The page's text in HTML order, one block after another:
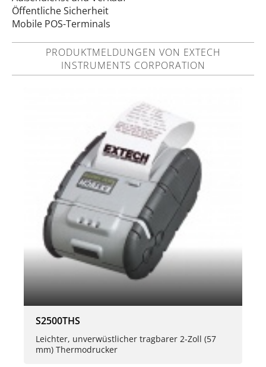
Öffentliche Sicherheit
Mobile POS-Terminals
PRODUKTMELDUNGEN VON EXTECH
INSTRUMENTS CORPORATION
S2500THS
Leichter, unverwüstlicher tragbarer 2-Zoll (57
mm) Thermodrucker